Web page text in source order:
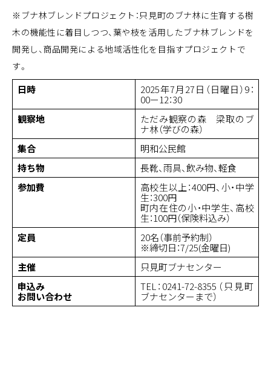
※ブナ林ブレンドプロジェクト：只見町のブナ林に生育する樹
木の機能性に着目しつつ、葉や枝を活用したブナ林ブレンドを
開発し、商品開発による地域活性化を目指すプロジェクトで
す。
日時
2025年7月27日（日曜日）9：
00ー12：30
観察地
ただみ観察の森 梁取のブ
ナ林（学びの森）
集合
明和公民館
持ち物
長靴、雨具、飲み物、軽食
参加費
高校生以上：400円、小・中学
生：300円
町内在住の小・中学生、高校
生：100円（保険料込み）
定員
20名（事前予約制）
※締切日：7/25(金曜日)
主催
只見町ブナセンター
申込み
お問い合わせ
TEL：0241-72-8355（只見町
ブナセンターまで）